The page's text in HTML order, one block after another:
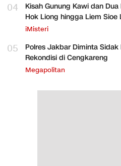
04
Kisah Gunung Kawi dan
Hok Liong hingga Liem Sioe
iMisteri
05
Polres Jakbar Diminta
Rekondisi di Cengkareng
Megapolitan